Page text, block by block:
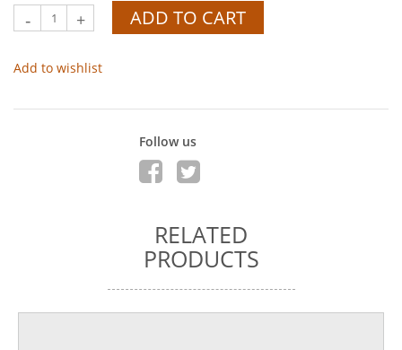
- + ADD TO CART
Add to wishlist
Follow us
RELATED
PRODUCTS